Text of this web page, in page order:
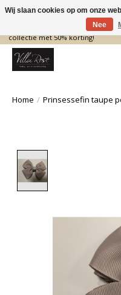
De nieuwe collectie komt
collectie met 50% korting!
Home / Prinsessefin taupe
Wij slaan cookies op om onze
Nee